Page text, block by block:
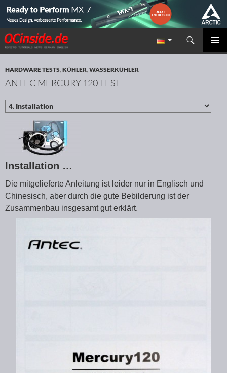
Redaktion ocinside.de PC Hardware Portal
Suchen
ZUM INHALT SPRINGEN
HARDWARE TESTS,KÜHLER,WASSERKÜHLER
ANTEC MERCURY 120 TEST
Installation …
Die mitgelieferte Anleitung ist leider nur in Englisch und
Chinesisch, aber durch die gute Bebilderung ist der
Zusammenbau insgesamt gut erklärt.